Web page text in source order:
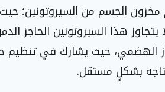
هذا السيروتونين الحاجز
حيث يشارك في تنظيم
بشكلٍ مستقل.